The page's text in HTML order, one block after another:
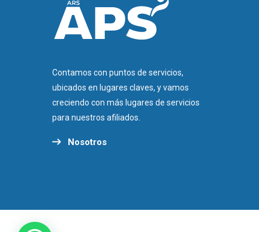
Contamos con puntos de servicios,
ubicados en lugares claves, y vamos
creciendo con más lugares de servicios
para nuestros afiliados.
Nosotros